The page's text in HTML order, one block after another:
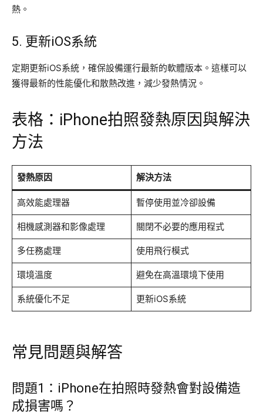
熱。
5. 更新iOS系統
定期更新iOS系統，確保設備運行最新的軟體版本。這樣可以
獲得最新的性能優化和散熱改進，減少發熱情況。
表格：iPhone拍照發熱原因與解決
方法
發熱原因 解決方法
高效能處理器 暫停使用並冷卻設備
相機感測器和影像處理 關閉不必要的應用程式
多任務處理 使用飛行模式
環境溫度 避免在高溫環境下使用
系統優化不足 更新iOS系統
常見問題與解答
問題1：iPhone在拍照時發熱會對設備造
成損害嗎？